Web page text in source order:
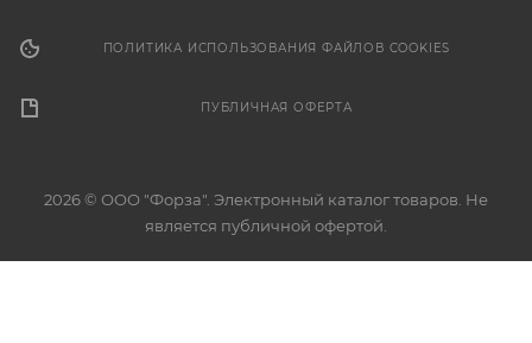
ПОЛИТИКА ИСПОЛЬЗОВАНИЯ ФАЙЛОВ COOKIES
ПУБЛИЧНАЯ ОФЕРТА
2026 © ООО "Форза". Электронный каталог товаров. Не
является публичной офертой.